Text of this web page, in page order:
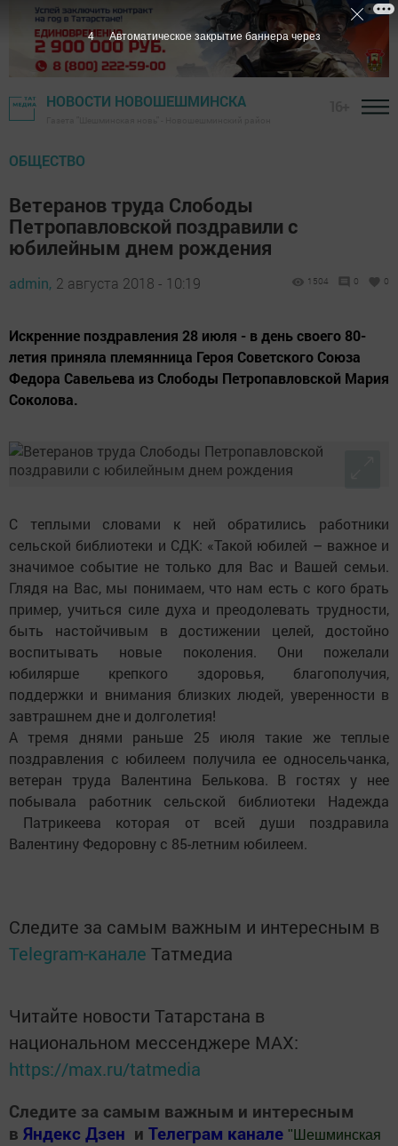
НОВОСТИ НОВОШЕШМИНСКА
ОБЩЕСТВО
Ветеранов труда Слободы
Петропавловской поздравили с
юбилейным днем рождения
admin, 2 августа 2018 - 10:19 1504 0 0
Искренние поздравления 28 июля - в день своего 80-
летия приняла племянница Героя Советского Союза
Федора Савельева из Слободы Петропавловской Мария
Соколова.
С теплыми словами к ней обратились работники
сельской библиотеки и СДК: «Такой юбилей – важное и
значимое событие не только для Вас и Вашей семьи.
Глядя на Вас, мы понимаем, что нам есть с кого брать
пример, учиться силе духа и преодолевать трудности,
быть настойчивым в достижении целей, достойно
воспитывать новые поколения. Они пожелали
юбилярше крепкого здоровья, благополучия,
поддержки и внимания близких людей, уверенности в
завтрашнем дне и долголетия!
А тремя днями раньше 25 июля такие же теплые
поздравления с юбилеем получила ее односельчанка,
ветеран труда Валентина Белькова. В гостях у нее
побывала работник сельской библиотеки Надежда
Патрикеева которая от всей души поздравила
Валентину Федоровну с 85-летним юбилеем.
Следите за самым важным и интересным в
Telegram-канале Татмедиа
Читайте новости Татарстана в
национальном мессенджере MАХ:
https://max.ru/tatmedia
Следите за самым важным и интересным
в Яндекс Дзен и Телеграм канале " Шешминская
3 Автоматическое закрытие баннера через